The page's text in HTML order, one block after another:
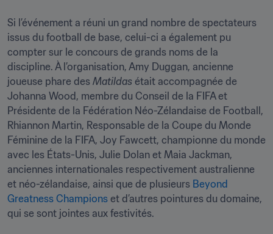
Si l’événement a réuni un grand nombre de spectateurs
issus du football de base, celui-ci a également pu
compter sur le concours de grands noms de la
discipline. À l’organisation, Amy Duggan, ancienne
joueuse phare des Matildas était accompagnée de
Johanna Wood, membre du Conseil de la FIFA et
Présidente de la Fédération Néo-Zélandaise de Football,
Rhiannon Martin, Responsable de la Coupe du Monde
Féminine de la FIFA, Joy Fawcett, championne du monde
avec les États-Unis, Julie Dolan et Maia Jackman,
anciennes internationales respectivement australienne
et néo-zélandaise, ainsi que de plusieurs Beyond
Greatness Champions et d’autres pointures du domaine,
qui se sont jointes aux festivités.